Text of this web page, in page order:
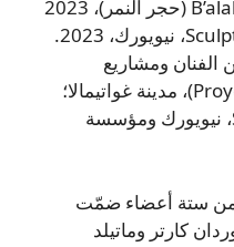
صورة العمل: إدغار كاليـل، B’alab’äj (حجر النمر)، 2023
— عرض تركيبي، SculptureCenter، نيويورك، 2023.
الفنان ومشاريع
التراڤيولا (Proyectos Ultravioleta)، مدينة غواتيمالا؛
بتكليف من SculptureCenter، نيويورك ومؤسسة
من ستة أعضاء ضمّت
كارتر وماتيلد